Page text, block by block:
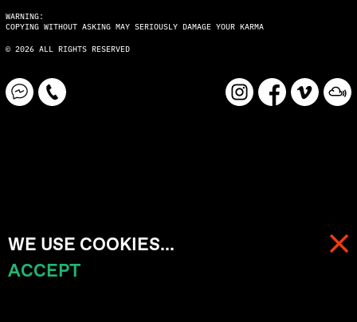
МЕНЮ
WARNING:
COPYING WITHOUT ASKING MAY SERIOUSLY DAMAGE YOUR KARMA
© 2026 ALL RIGHTS RESERVED
WE USE COOKIES...
ACCEPT